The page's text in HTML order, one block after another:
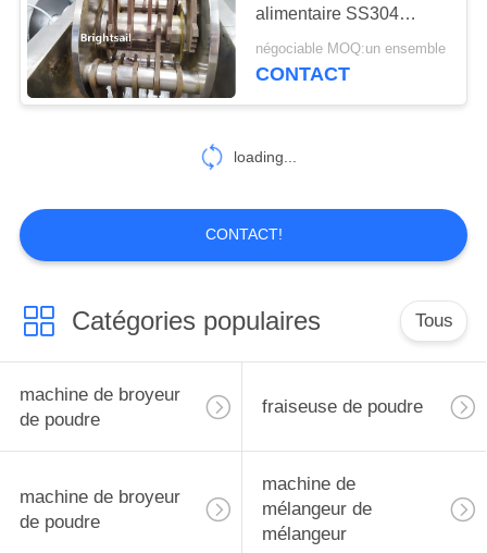
Machine de poudre
55
machine de poudre
d'épice
62
alimentaire SS304
faisant la machine
négociable MOQ:un ensemble
CONTACT
loading...
CONTACT!
Catégories populaires Tous
machine de broyeur
de poudre
fraiseuse de poudre
machine de broyeur
de poudre
machine de
mélangeur de
mélangeur